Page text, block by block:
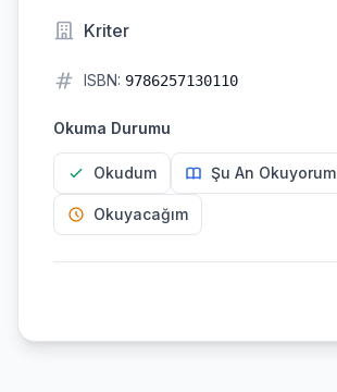
Kriter
ISBN: 9786257130110
Okuma Durumu
Okudum Şu An Okuyorum
Okuyacağım